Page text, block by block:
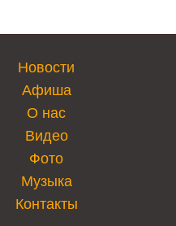
Новости
Афиша
О нас
Видео
Фото
Музыка
Контакты